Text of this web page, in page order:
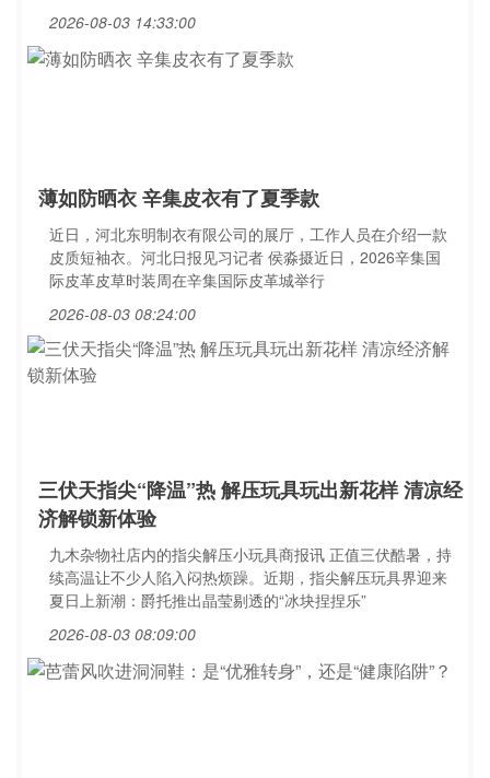
2026-08-03 14:33:00
薄如防晒衣 辛集皮衣有了夏季款
近日，河北东明制衣有限公司的展厅，工作人员在介绍一款
皮质短袖衣。河北日报见习记者 侯淼摄近日，2026辛集国
际皮革皮草时装周在辛集国际皮革城举行
2026-08-03 08:24:00
三伏天指尖“降温”热 解压玩具玩出新花样 清凉经
济解锁新体验
九木杂物社店内的指尖解压小玩具商报讯 正值三伏酷暑，持
续高温让不少人陷入闷热烦躁。近期，指尖解压玩具界迎来
夏日上新潮：爵托推出晶莹剔透的“冰块捏捏乐”
2026-08-03 08:09:00